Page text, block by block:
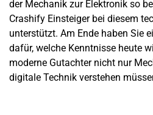
der Mechanik zur Elektronik so
Crashify Einsteiger bei diesem
unterstützt. Am Ende haben Sie
dafür, welche Kenntnisse heute
moderne Gutachter nicht nur
digitale Technik verstehen